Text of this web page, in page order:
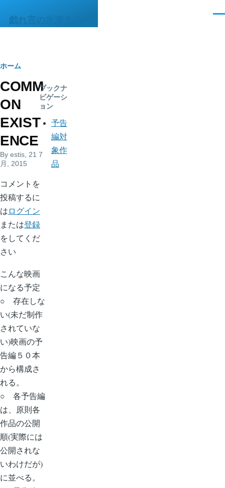
戯れ言の水溜まりΦ
パ
ン
く
ず
ホーム
COMM
ON
EXIST
ENCE
By estis , 21 7
月, 2015
コメントを
投稿するに
は ログイン
または登録
をしてくだ
さい
こんな映画
になる予定
○ 存在しな
い(未だ制作
されていな
い)映画の予
告編５０本
から構成さ
れる。
○ 各予告編
は、原則各
作品の公開
順(実際には
公開されな
いわけだが)
に並べる。
ブックナ
ビゲーシ
ョン
予告
編対
象作
品